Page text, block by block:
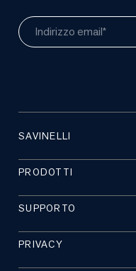
Indirizzo email*
SAVINELLI
PRODOTTI
SUPPORTO
PRIVACY